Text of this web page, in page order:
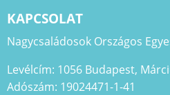
KAPCSOLAT
Nagycsaládosok Országos
Levélcím: 1056 Budapest,
Adószám: 19024471-1-41